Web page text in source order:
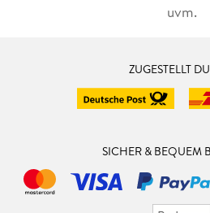
uvm.
ZUGESTELLT
SICHER & BEQUEM